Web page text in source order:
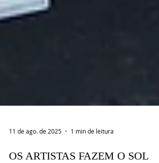
11 de ago. de 2025 1 min de leitura